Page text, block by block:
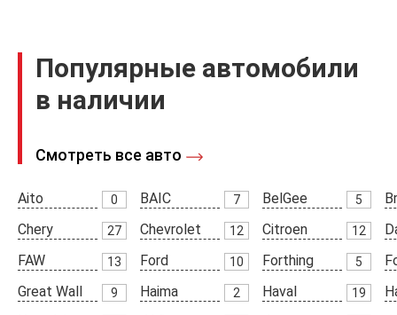
Популярные автомобили
в наличии
Смотреть все авто
Aito 0 BAIC 7 BelGee 5
Chery
27 Chevrolet 12 Citroen 12
FAW
13 Ford 10 Forthing 5
Great Wall
9 Haima 2 Haval 19